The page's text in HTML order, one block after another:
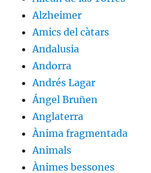
Alzheimer
Amics del càtars
Andalusia
Andorra
Andrés Lagar
Ángel Bruñen
Anglaterra
Ànima fragmentada
Animals
Ànimes bessones